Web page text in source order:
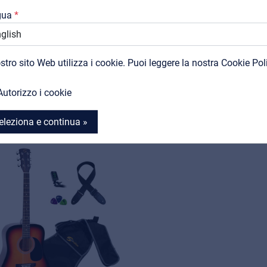
sito Web utilizza i cookie. Puoi leggere la nostra Cookie
i cookie
e continua »
Support
Contatti
SOUNDSATION
RIDER GP VW
Pack elettrico - Vintage
YOSEMITE-BUN-
Bundle acustico